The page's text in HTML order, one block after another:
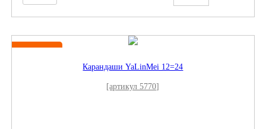
Карандаши YaLinMei 12=24
[артикул 5770]